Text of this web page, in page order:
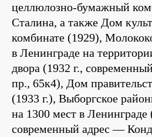
целлюлозно-бумажный
Сталина, а также Дом
комбинате (1929),
в Ленинграде на
двора (1932 г.,
пр., 65к4), Дом
(1933 г.), Выборгское
на 1300 мест в Ленинграде
современный адрес —